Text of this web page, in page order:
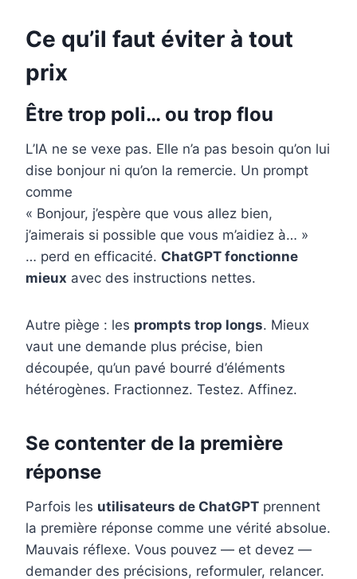
Ce qu’il faut éviter à tout
prix
Être trop poli… ou trop flou
L’IA ne se vexe pas. Elle n’a pas besoin qu’on lui
dise bonjour ni qu’on la remercie. Un prompt
comme
« Bonjour, j’espère que vous allez bien,
j’aimerais si possible que vous m’aidiez à… »
… perd en efficacité. ChatGPT fonctionne
mieux avec des instructions nettes.
Autre piège : les prompts trop longs. Mieux
vaut une demande plus précise, bien
découpée, qu’un pavé bourré d’éléments
hétérogènes. Fractionnez. Testez. Affinez.
Se contenter de la première
réponse
Parfois les utilisateurs de ChatGPT prennent
la première réponse comme une vérité absolue.
Mauvais réflexe. Vous pouvez — et devez —
demander des précisions, reformuler, relancer.